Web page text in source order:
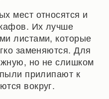
мест относятся и
Их лучше
листами, которые
заменяются. Для
но не слишком
прилипают к
вокруг.